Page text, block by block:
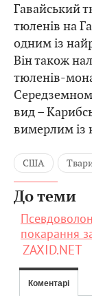
Гавайський
тюленів на
одним із
Він також
тюленів-
вид –
вимерлим із
США
До теми
покарання
ZAXID.NET